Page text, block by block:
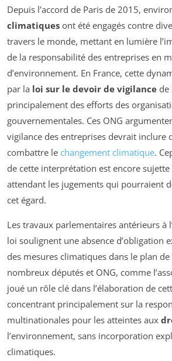
Depuis l’accord de Paris de 2015,
climatiques ont été engagés contre
travers le monde, mettant en lumière
de la responsabilité des entreprises en
d’environnement. En France, cette
par la loi sur le devoir de vigilance de
principalement des efforts des
gouvernementales. Ces ONG
vigilance des entreprises devrait inclure
combattre le changement climatique.
de cette interprétation est encore sujette
attendant les jugements qui pourraient
cet égard.
Les travaux parlementaires antérieurs à
loi soulignent une absence d’obligation
des mesures climatiques dans le plan
nombreux députés et ONG, comme
joué un rôle clé dans l’élaboration de
concentrant principalement sur la
multinationales pour les atteintes aux
l’environnement, sans incorporation
climatiques.